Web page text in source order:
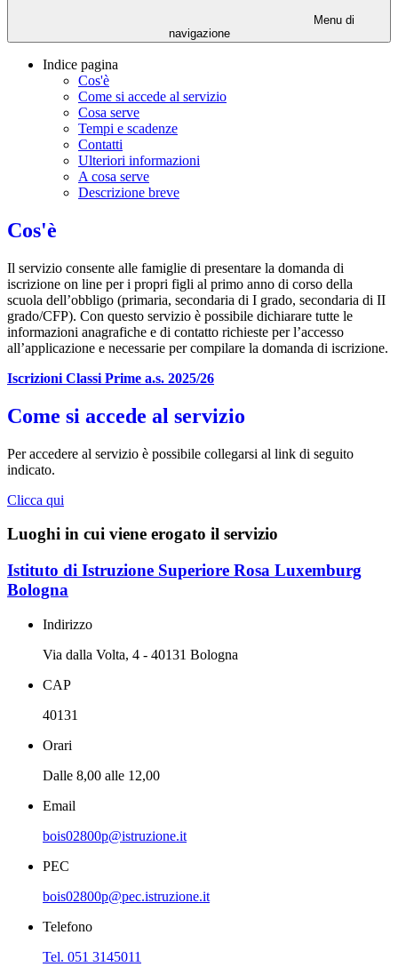
Menu di
navigazione
Indice pagina
Cos'è
Come si accede al servizio
Cosa serve
Tempi e scadenze
Contatti
Ulteriori informazioni
A cosa serve
Descrizione breve
Cos'è
Il servizio consente alle famiglie di presentare la domanda di
iscrizione on line per i propri figli al primo anno di corso della
scuola dell’obbligo (primaria, secondaria di I grado, secondaria di II
grado/CFP). Con questo servizio è possibile dichiarare tutte le
informazioni anagrafiche e di contatto richieste per l’accesso
all’applicazione e necessarie per compilare la domanda di iscrizione.
Iscrizioni Classi Prime a.s. 2025/26
Come si accede al servizio
Per accedere al servizio è possibile collegarsi al link di seguito
indicato.
Clicca qui
Luoghi in cui viene erogato il servizio
Istituto di Istruzione Superiore Rosa Luxemburg
Bologna
Indirizzo
Via dalla Volta, 4 - 40131 Bologna
CAP
40131
Orari
Dalle 8,00 alle 12,00
Email
bois02800p@istruzione.it
PEC
bois02800p@pec.istruzione.it
Telefono
Tel. 051 3145011